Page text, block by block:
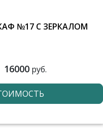
№17 С ЗЕРКАЛОМ
16000руб.